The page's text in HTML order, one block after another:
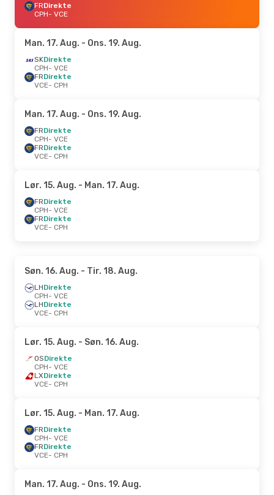
FRDirekte
CPH- VCE
Man. 17. Aug. - Ons. 19. Aug.
SKDirekte
CPH- VCE
FRDirekte
VCE- CPH
Man. 17. Aug. - Ons. 19. Aug.
FRDirekte
CPH- VCE
FRDirekte
VCE- CPH
Lør. 15. Aug. - Man. 17. Aug.
FRDirekte
CPH- VCE
FRDirekte
VCE- CPH
Søn. 16. Aug. - Tir. 18. Aug.
LHDirekte
CPH- VCE
LHDirekte
VCE- CPH
Lør. 15. Aug. - Søn. 16. Aug.
OSDirekte
CPH- VCE
LXDirekte
VCE- CPH
Lør. 15. Aug. - Man. 17. Aug.
FRDirekte
CPH- VCE
FRDirekte
VCE- CPH
Man. 17. Aug. - Ons. 19. Aug.